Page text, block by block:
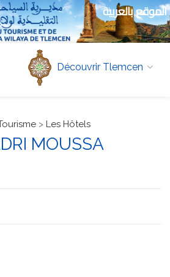
الموقع بالعربية
Découvrir Tlemcen
> Les Hôtels
MOUSSA